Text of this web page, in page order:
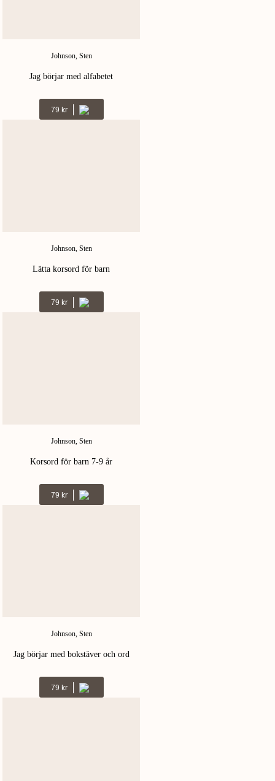
Johnson, Sten
Jag börjar med alfabetet
79 Kr
Johnson, Sten
Lätta korsord för barn
79 Kr
Johnson, Sten
Korsord för barn 7-9 år
79 Kr
Johnson, Sten
Jag börjar med bokstäver och ord
79 Kr